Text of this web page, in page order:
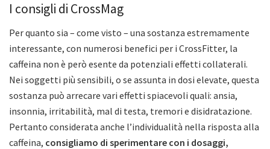
I consigli di CrossMag
Per quanto sia – come visto – una sostanza estremamente
interessante, con numerosi benefici per i CrossFitter, la
caffeina non è però esente da potenziali effetti collaterali.
Nei soggetti più sensibili, o se assunta in dosi elevate, questa
sostanza può arrecare vari effetti spiacevoli quali: ansia,
insonnia, irritabilità, mal di testa, tremori e disidratazione.
Pertanto considerata anche l’individualità nella risposta alla
caffeina, consigliamo di sperimentare con i dosaggi,